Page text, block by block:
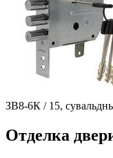
ЗВ8-6К / 15,
Отделка